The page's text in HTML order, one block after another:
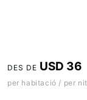
DES DE USD 36
per habitació / per nit